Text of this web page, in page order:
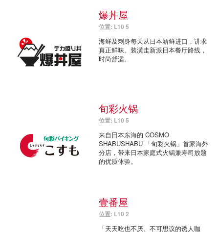
爆丼屋
位置: L10 5
海鲜及刺身每天从日本新鲜进口，讲求
真正鲜味。装潢走新派日本餐厅路线，
时尚舒适。
旬彩火锅
位置: L10 5
来自日本东海的 COSMO
SHABUSHABU 「旬彩火锅」首家海外
分店，带来日本家庭式火锅兼寿司放题
的优质体验。
壹番屋
位置: L10 2
「天天吃也不厌、不可思议的诱人咖